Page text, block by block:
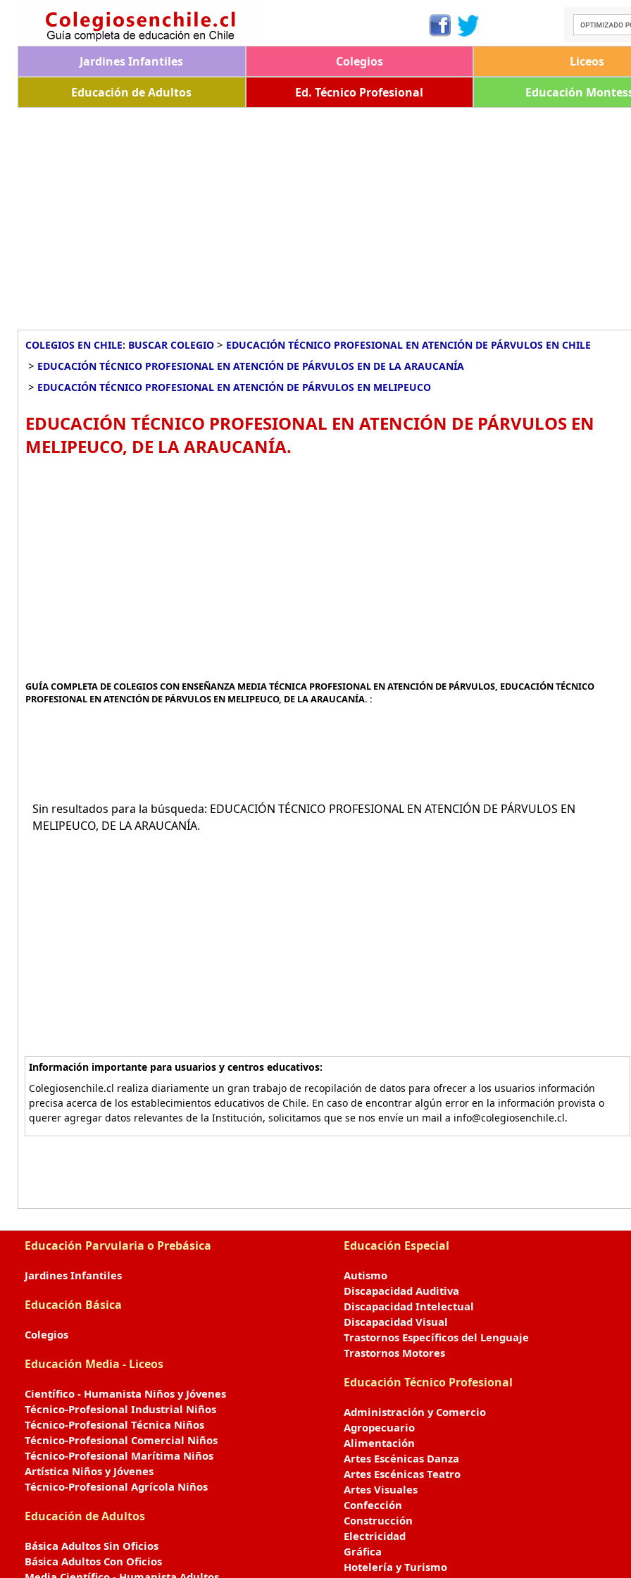
Jardines Infantiles Colegios Liceos
Educación de Adultos
Ed. Técnico Profesional Educación
COLEGIOS EN CHILE: BUSCAR COLEGIO > EDUCACIÓN TÉCNICO PROFESIONAL EN ATENCIÓN DE PÁRVULOS EN CHILE
> EDUCACIÓN TÉCNICO PROFESIONAL EN ATENCIÓN DE PÁRVULOS EN DE LA ARAUCANÍA
> EDUCACIÓN TÉCNICO PROFESIONAL EN ATENCIÓN DE PÁRVULOS EN MELIPEUCO
EDUCACIÓN TÉCNICO PROFESIONAL EN ATENCIÓN DE PÁRVULOS EN
MELIPEUCO, DE LA ARAUCANÍA.
GUÍA COMPLETA DE COLEGIOS CON ENSEÑANZA MEDIA TÉCNICA PROFESIONAL EN ATENCIÓN DE PÁRVULOS, EDUCACIÓN TÉCNICO
PROFESIONAL EN ATENCIÓN DE PÁRVULOS EN MELIPEUCO, DE LA ARAUCANÍA. :
Sin resultados para la búsqueda: EDUCACIÓN TÉCNICO PROFESIONAL EN ATENCIÓN DE PÁRVULOS EN
MELIPEUCO, DE LA ARAUCANÍA.
Información importante para usuarios y centros educativos:
Colegiosenchile.cl realiza diariamente un gran trabajo de recopilación de datos para ofrecer a los usuarios información
precisa acerca de los establecimientos educativos de Chile. En caso de encontrar algún error en la información provista o
querer agregar datos relevantes de la Institución, solicitamos que se nos envíe un mail a info@colegiosenchile.cl.
Educación Parvularia o Prebásica
Jardines Infantiles
Educación Básica
Colegios
Educación Media - Liceos
Científico - Humanista Niños y Jóvenes
Técnico-Profesional Industrial Niños
Técnico-Profesional Técnica Niños
Técnico-Profesional Comercial Niños
Técnico-Profesional Marítima Niños
Artística Niños y Jóvenes
Técnico-Profesional Agrícola Niños
Educación de Adultos
Básica Adultos Sin Oficios
Básica Adultos Con Oficios
Educación Especial
Autismo
Discapacidad Auditiva
Discapacidad Intelectual
Discapacidad Visual
Trastornos Específicos del Lenguaje
Trastornos Motores
Educación Técnico Profesional
Administración y Comercio
Agropecuario
Alimentación
Artes Escénicas Danza
Artes Escénicas Teatro
Artes Visuales
Confección
Construcción
Electricidad
Gráfica
Hotelería y Turismo